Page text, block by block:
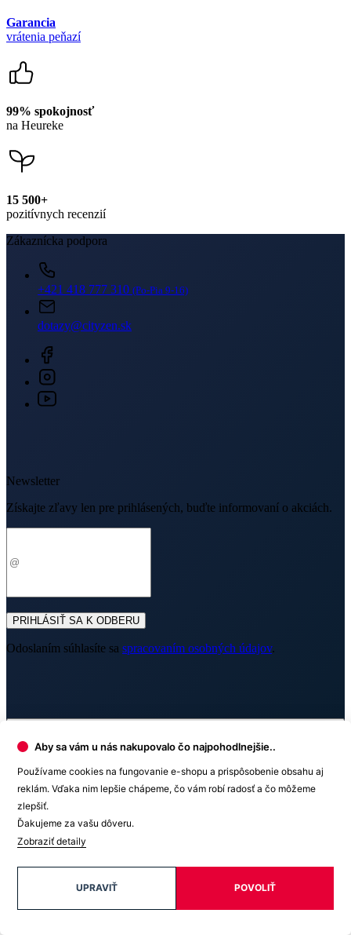
Garancia
vrátenia peňazí
99% spokojnosť
na Heureke
15 500+
pozitívnych recenzií
Zákaznícka podpora
+421 418 777 310 (Po-Pia 9-16)
dotazy@cityzen.sk
Newsletter
Získajte zľavy len pre prihlásených, buďte informovaní o akciách.
PRIHLÁSIŤ SA K ODBERU
Odoslaním súhlasíte sa spracovaním osobných údajov.
O nákupe
Výhody oblečenia CityZen
Partnerské predajne
Často sa pýtate
Doprava a platba
Darčekové poukazy
Obchodné podmienky
Ochrana súkromia
O nás
Kontakt
Pre B2B
Doprava
Aby sa vám u nás nakupovalo čo najpohodlnejšie..
Používame cookies na fungovanie e-shopu a prispôsobenie obsahu aj
reklám. Vďaka nim lepšie chápeme, čo vám robí radosť a čo môžeme
zlepšiť.
Ďakujeme za vašu dôveru.
Zobraziť detaily
POVOLIŤ
UPRAVIŤ